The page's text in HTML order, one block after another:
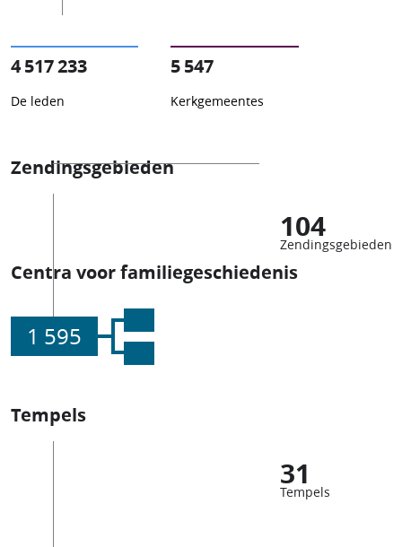
4 517 233
De leden
5 547
Kerkgemeentes
Zendingsgebieden
104
Zendingsgebieden
Centra voor familiegeschiedenis
1 595
Tempels
31
Tempels